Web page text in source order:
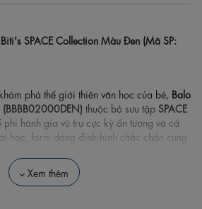
SPACE Collection Màu Đen (Mã SP:
phá thế giới thiên văn học của bé, Balo
thuộc bộ sưu tập SPACE
phi hành gia vũ trụ cực kỳ ấn tượng và cá
học, form dáng định hình chắc chắn cùng
vui chơi hàng ngày của các bé học sinh
Xem thêm